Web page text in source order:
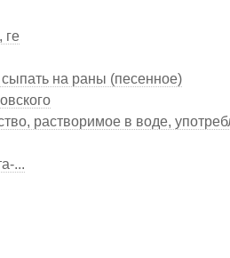
ге
на раны (песенное)
растворимое в воде,
...